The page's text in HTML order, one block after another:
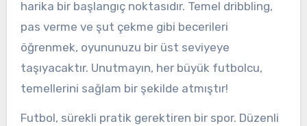
harika bir başlangıç noktasıdır. Temel dribbling,
pas verme ve şut çekme gibi becerileri
öğrenmek, oyununuzu bir üst seviyeye
taşıyacaktır. Unutmayın, her büyük futbolcu,
temellerini sağlam bir şekilde atmıştır!
Futbol, sürekli pratik gerektiren bir spor. Düzenli